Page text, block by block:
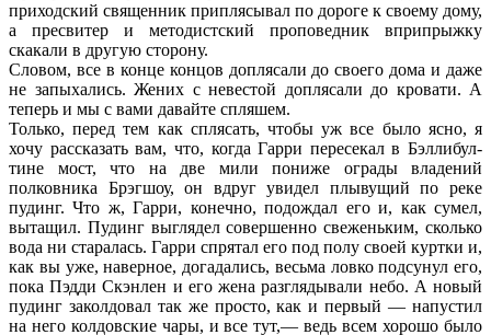
приходский священник приплясывал по дороге к своему дому,
а пресвитер и методистский проповедник вприпрыжку
скакали в другую сторону.
Словом, все в конце концов доплясали до своего дома и даже
не запыхались. Жених с невестой доплясали до кровати. А
теперь и мы с вами давайте спляшем.
Только, перед тем как сплясать, чтобы уж все было ясно, я
хочу рассказать вам, что, когда Гарри пересекал в Бэллибул-
тине мост, что на две мили пониже ограды владений
полковника Брэгшоу, он вдруг увидел плывущий по реке
пудинг. Что ж, Гарри, конечно, подождал его и, как сумел,
вытащил. Пудинг выглядел совершенно свеженьким, сколько
вода ни старалась. Гарри спрятал его под полу своей куртки и,
как вы уже, наверное, догадались, весьма ловко подсунул его,
пока Пэдди Скэнлен и его жена разглядывали небо. А новый
пудинг заколдовал так же просто, как и первый — напустил
на него колдовские чары, и все тут,— ведь всем хорошо было